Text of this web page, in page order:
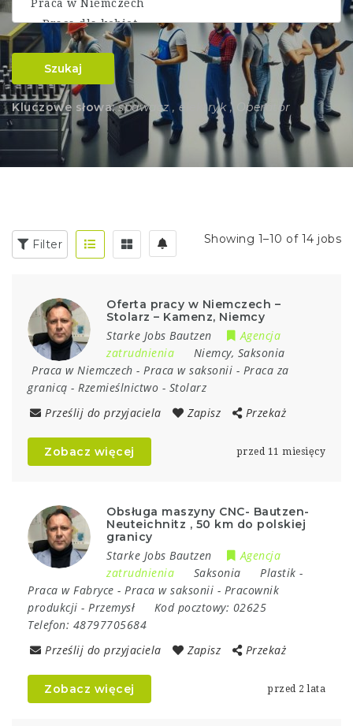
Szukaj
Kluczowe słowa: spawacz , elektryk , Operator
Filter Showing 1–10 of 14 jobs
Oferta pracy w Niemczech –
Stolarz – Kamenz, Niemcy
Starke Jobs Bautzen
Agencja
zatrudnienia
Niemcy, Saksonia
Praca w Niemczech - Praca w saksonii - Praca za
granicą - Rzemieślnictwo - Stolarz
Prześlij do przyjaciela
Zapisz Przekaż
Zobacz więcej przed 11 miesięcy
Obsługa maszyny CNC- Bautzen-
Neuteichnitz , 50 km do polskiej
granicy
Starke Jobs Bautzen
Agencja
zatrudnienia
Saksonia Plastik -
Praca w Fabryce - Praca w saksonii - Pracownik
produkcji - Przemysł Kod pocztowy: 02625
Telefon: 48797705684
Prześlij do przyjaciela
Zapisz Przekaż
Zobacz więcej przed 2 lata